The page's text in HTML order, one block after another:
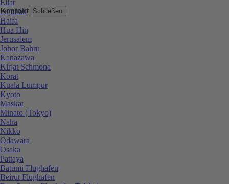
Kontakt Schließen
Eilat
Fujairah
Haifa
Hua Hin
Jerusalem
Johor Bahru
Kanazawa
Kirjat Schmona
Korat
Kuala Lumpur
Kyoto
Maskat
Minato (Tokyo)
Naha
Nikko
Odawara
Osaka
Pattaya
Batumi Flughafen
Beirut Flughafen